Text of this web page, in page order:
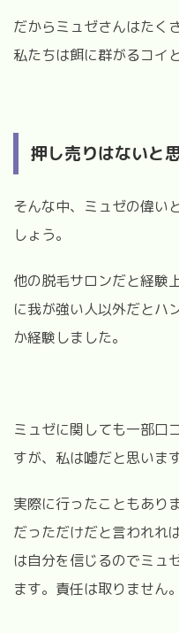
だからミュゼさんはたく
私たちは餌に群がるコイ
押し売りはないと
そんな中、ミュゼの偉い
しょう。
他の脱毛サロンだと経験
に我が強い人以外だとハ
か経験しました。
ミュゼに関しても一部口
すが、私は嘘だと思います
実際に行ったこともあり
だっただけだと言われれ
は自分を信じるのでミュ
ます。責任は取りません。